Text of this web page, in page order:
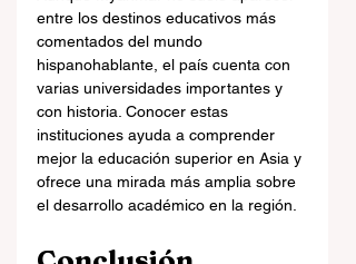
entre los destinos educativos más
comentados del mundo
hispanohablante, el país cuenta con
varias universidades importantes y
con historia. Conocer estas
instituciones ayuda a comprender
mejor la educación superior en Asia y
ofrece una mirada más amplia sobre
el desarrollo académico en la región.